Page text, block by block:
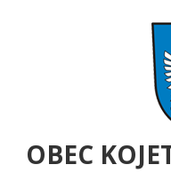
OBEC